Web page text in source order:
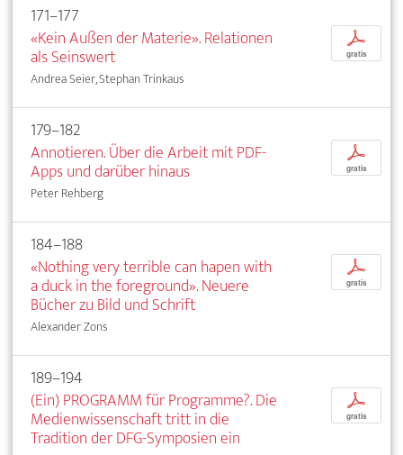
171–177
«Kein Außen der Materie». Relationen
als Seinswert
Andrea Seier, Stephan Trinkaus
p
gratis
179–182
Annotieren. Über die Arbeit mit PDF-
Apps und darüber hinaus
Peter Rehberg
p
gratis
184–188
«Nothing very terrible can hapen with
a duck in the foreground». Neuere
Bücher zu Bild und Schrift
Alexander Zons
p
gratis
189–194
(Ein) PROGRAMM für Programme?. Die
Medienwissenschaft tritt in die
Tradition der DFG-Symposien ein
p
gratis